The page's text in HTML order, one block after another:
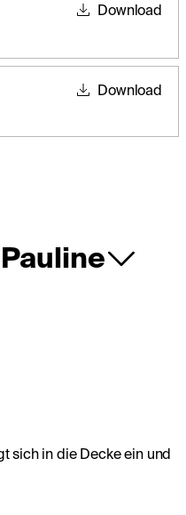
Download
Download
sich in die Decke ein und